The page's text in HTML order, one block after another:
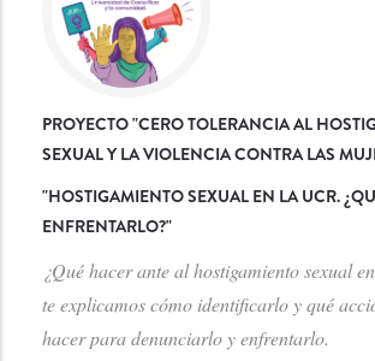
PROYECTO "CERO TOLERANCIA AL
SEXUAL Y LA VIOLENCIA CONTRA LAS
"HOSTIGAMIENTO SEXUAL EN LA UCR.
ENFRENTARLO?"
¿Qué hacer ante al hostigamiento sexual
te explicamos cómo identificarlo y qué
hacer para denunciarlo y enfrentarlo.